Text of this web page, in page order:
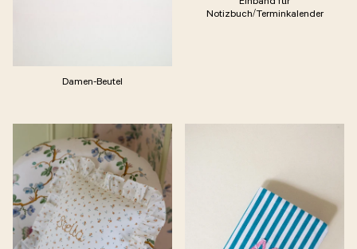
Damen-Beutel
Notizbuch/Terminkalender